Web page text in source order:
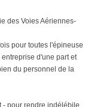
des Voies Aériennes-
pour toutes l'épineuse
d'une part et
du personnel de la
- pour rendre indélébile